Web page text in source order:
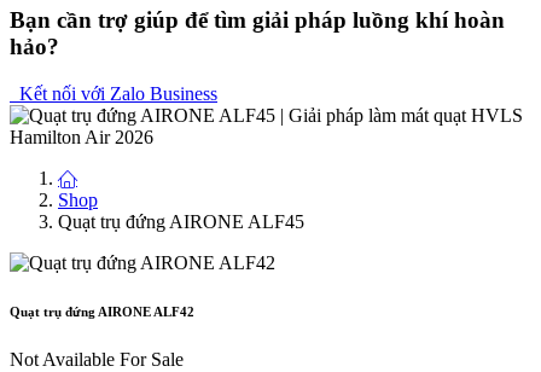
Bạn cần trợ giúp để tìm giải pháp luồng khí hoàn
hảo?
Kết nối với Zalo Business
Shop
Quạt trụ đứng AIRONE ALF45
Quạt trụ đứng AIRONE ALF42
Not Available For Sale